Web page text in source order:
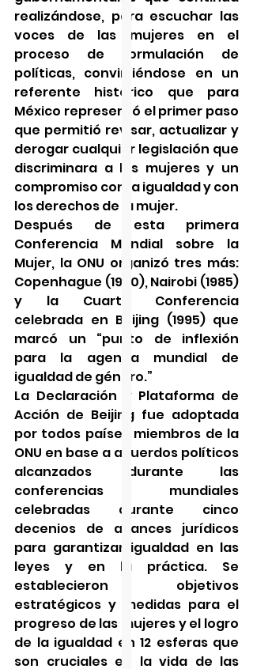
realizándose, para escuchar las
voces de las mujeres en el
proceso de formulación de
políticas, convirtiéndose en un
referente histórico que para
México representó el primer paso
que permitió revisar, actualizar y
derogar cualquier legislación que
discriminara a las mujeres y un
compromiso con la igualdad y con
los derechos de la mujer.
Después de esta primera
Conferencia Mundial sobre la
Mujer, la ONU organizó tres más:
Copenhague (1980), Nairobi (1985)
y la Cuarta Conferencia
celebrada en Beijing (1995) que
marcó un “punto de inflexión
para la agenda mundial de
igualdad de género.”
La Declaración y Plataforma de
Acción de Beijing fue adoptada
por todos países miembros de la
ONU en base a acuerdos políticos
alcanzados durante las
conferencias mundiales
celebradas durante cinco
decenios de avances jurídicos
para garantizar igualdad en las
leyes y en la práctica. Se
establecieron objetivos
estratégicos y medidas para el
progreso de las mujeres y el logro
de la igualdad en 12 esferas que
son cruciales en la vida de las